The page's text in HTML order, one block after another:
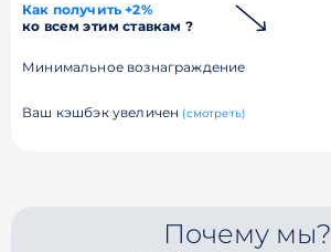
Как получить +2%
ко всем этим ставкам ?
Минимальное вознаграждение
Ваш кэшбэк увеличен (смотреть)
Почему мы?